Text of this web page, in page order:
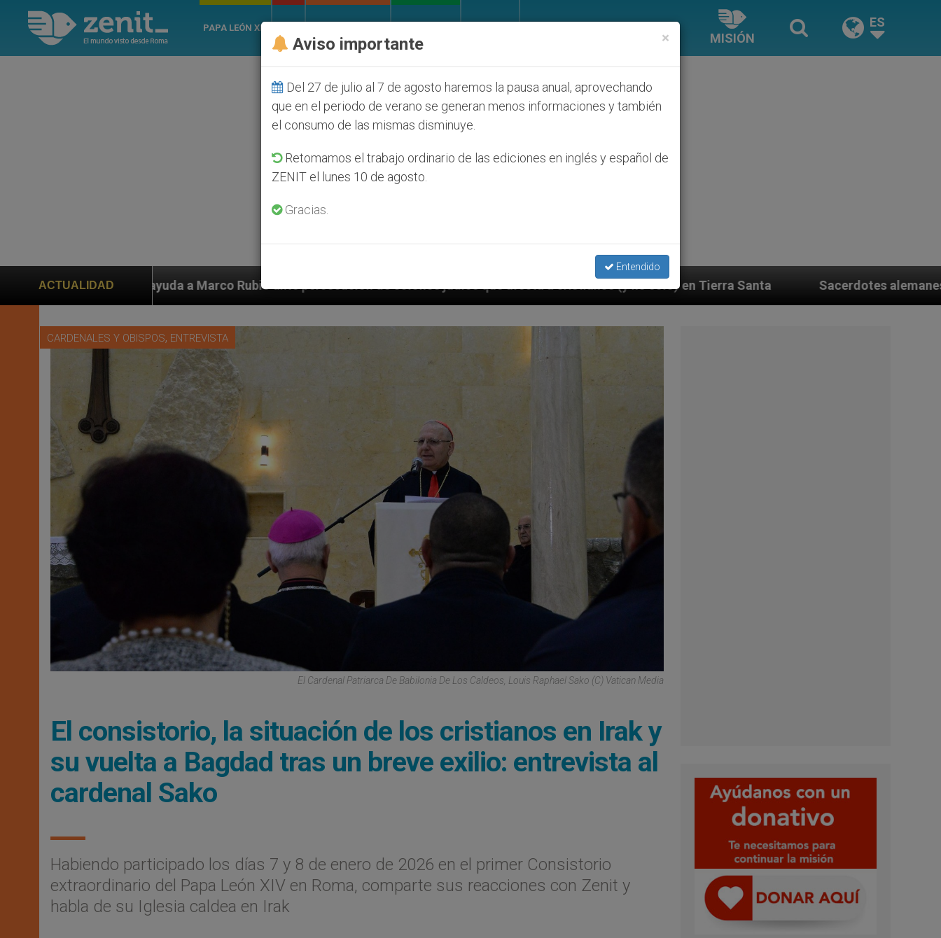
PAPA LEÓN XIV
MISIÓN
ES
ACTUALIDAD
a Marco Rubio ante persecución de colonos judíos que afecta a cristianos (y no sólo) en Tierra Santa Sacerdotes alemanes fieles al Papa
CARDENALES Y OBISPOS, ENTREVISTA
El Cardenal Patriarca De Babilonia De Los Caldeos, Louis Raphael Sako (C) Vatican Media
El consistorio, la situación de los cristianos en Irak y
su vuelta a Bagdad tras un breve exilio: entrevista al
cardenal Sako
Habiendo participado los días 7 y 8 de enero de 2026 en el primer Consistorio
extraordinario del Papa León XIV en Roma, comparte sus reacciones con Zenit y
habla de su Iglesia caldea en Irak
×
Aviso importante
Del 27 de julio al 7 de agosto haremos la pausa anual, aprovechando
que en el periodo de verano se generan menos informaciones y también
el consumo de las mismas disminuye.
Retomamos el trabajo ordinario de las ediciones en inglés y español de
ZENIT el lunes 10 de agosto.
Gracias.
Entendido